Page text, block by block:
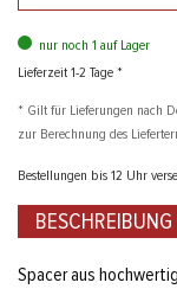
nur noch 1 auf Lager
Lieferzeit 1-2 Tage *
* Gilt für Lieferungen nach
zur Berechnung des
Bestellungen bis 12 Uhr
BESCHREIBUNG
Spacer aus